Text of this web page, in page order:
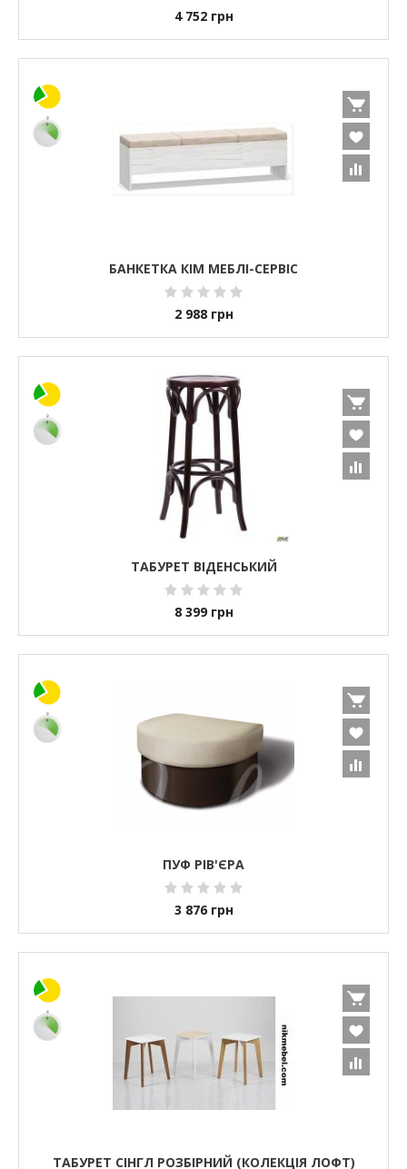
4 752 грн
БАНКЕТКА КІМ МЕБЛІ-СЕРВІС
2 988 грн
ТАБУРЕТ ВІДЕНСЬКИЙ
8 399 грн
ПУФ РІВ'ЄРА
3 876 грн
ТАБУРЕТ СІНГЛ РОЗБІРНИЙ (КОЛЕКЦІЯ ЛОФТ)